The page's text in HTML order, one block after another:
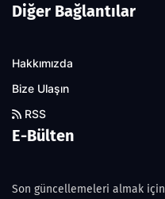
Diğer Bağlantılar
Hakkımızda
Bize Ulaşın
RSS
E-Bülten
Son güncellemeleri almak